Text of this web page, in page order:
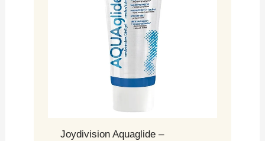
Joydivision Aquaglide –